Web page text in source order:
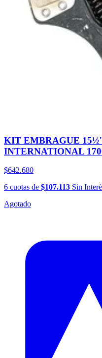
KIT EMBRAGUE
INTERNATIONAL
$642.680
6 cuotas de $107.113 Sin
Agotado